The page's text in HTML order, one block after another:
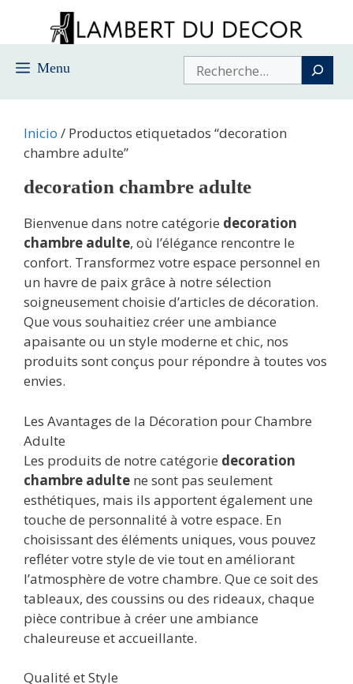
contenido
Menu Buscar
Inicio / Productos etiquetados “decoration
chambre adulte”
decoration chambre adulte
Bienvenue dans notre catégorie decoration
chambre adulte, où l’élégance rencontre le
confort. Transformez votre espace personnel en
un havre de paix grâce à notre sélection
soigneusement choisie d’articles de décoration.
Que vous souhaitiez créer une ambiance
apaisante ou un style moderne et chic, nos
produits sont conçus pour répondre à toutes vos
envies.
Les Avantages de la Décoration pour Chambre
Adulte
Les produits de notre catégorie decoration
chambre adulte ne sont pas seulement
esthétiques, mais ils apportent également une
touche de personnalité à votre espace. En
choisissant des éléments uniques, vous pouvez
refléter votre style de vie tout en améliorant
l’atmosphère de votre chambre. Que ce soit des
tableaux, des coussins ou des rideaux, chaque
pièce contribue à créer une ambiance
chaleureuse et accueillante.
Qualité et Style